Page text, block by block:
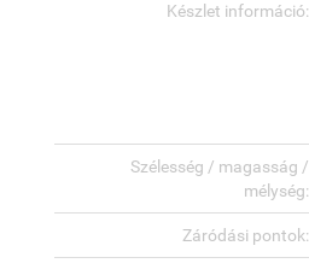
Készlet információ:
Szélesség / magasság /
mélység:
Záródási pontok: